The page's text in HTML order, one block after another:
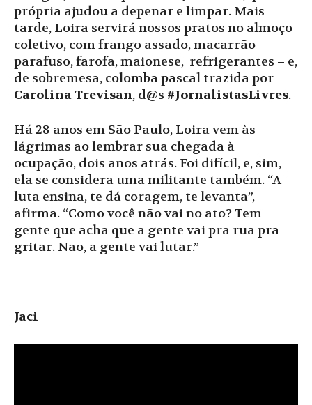
própria ajudou a depenar e limpar. Mais
tarde, Loira servirá nossos pratos no almoço
coletivo, com frango assado, macarrão
parafuso, farofa, maionese, refrigerantes – e,
de sobremesa, colomba pascal trazida por
Carolina Trevisan, d@s #JornalistasLivres.
Há 28 anos em São Paulo, Loira vem às
lágrimas ao lembrar sua chegada à
ocupação, dois anos atrás. Foi difícil, e, sim,
ela se considera uma militante também. “A
luta ensina, te dá coragem, te levanta”,
afirma. “Como você não vai no ato? Tem
gente que acha que a gente vai pra rua pra
gritar. Não, a gente vai lutar.”
Jaci